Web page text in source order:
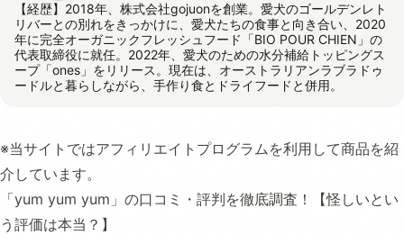
【経歴】2018年、株式会社gojuonを創業。愛犬のゴールデンレト
リバーとの別れをきっかけに、愛犬たちの食事と向き合い、2020
年に完全オーガニックフレッシュフード「BIO POUR CHIEN」の
代表取締役に就任。2022年、愛犬のための水分補給トッピングス
ープ「ones」をリリース。現在は、オーストラリアンラブラドゥ
ードルと暮らしながら、手作り食とドライフードと併用。
※当サイトではアフィリエイトプログラムを利用して商品を紹
介しています。
「yum yum yum」の口コミ・評判を徹底調査！【怪しいとい
う評価は本当？】